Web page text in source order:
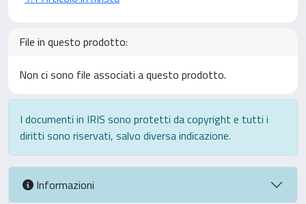
File in questo prodotto:
Non ci sono file associati a questo prodotto.
I documenti in IRIS sono protetti da copyright e tutti i
diritti sono riservati, salvo diversa indicazione.
Informazioni